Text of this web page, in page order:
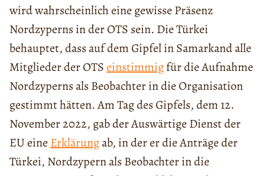
wird wahrscheinlich eine gewisse Präsenz
Nordzyperns in der OTS sein. Die Türkei
behauptet, dass auf dem Gipfel in Samarkand alle
Mitglieder der OTSeinstimmigfür die Aufnahme
Nordzyperns als Beobachter in die Organisation
gestimmt hätten. Am Tag des Gipfels, dem 12.
November 2022, gab der Auswärtige Dienst der
EU eine Erklärungab, in der er die Anträge der
Türkei, Nordzypern als Beobachter in die